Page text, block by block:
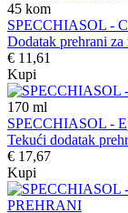
45 kom
SPECCHIASOL -
Dodatak prehrani
€ 11,61
Kupi
170 ml
SPECCHIASOL -
Tekući dodatak
€ 17,67
Kupi